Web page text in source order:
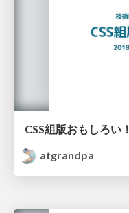
CSS組版おもしろい！
atgrandpa